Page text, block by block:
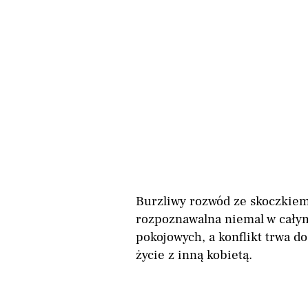
Burzliwy rozwód ze
rozpoznawalna niemal w
pokojowych, a konflikt trwa do
życie z inną kobietą.